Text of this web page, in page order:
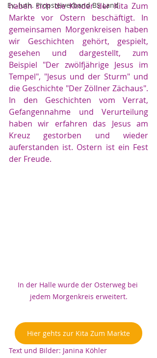
Ev.-luth. Propsteiverband BS Land
haben sich die Kinder der Kita Zum
Markte vor Ostern beschäftigt. In
gemeinsamen Morgenkreisen haben
wir Geschichten gehört, gespielt,
gesehen und dargestellt, zum
Beispiel "Der zwölfjährige Jesus im
Tempel", "Jesus und der Sturm" und
die Geschichte "Der Zöllner Zächaus".
In den Geschichten vom Verrat,
Gefangennahme und Verurteilung
haben wir erfahren das Jesus am
Kreuz gestorben und wieder
auferstanden ist. Ostern ist ein Fest
der Freude.
In der Halle wurde der Osterweg bei
jedem Morgenkreis erweitert.
Hier gehts zur Kita Zum Markte
Text und Bilder: Janina Köhler